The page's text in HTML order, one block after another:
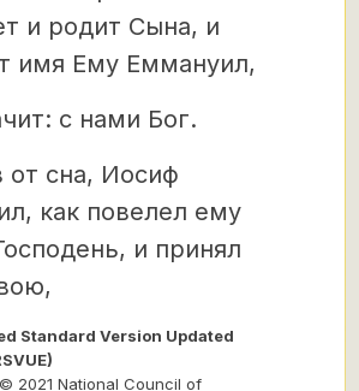
и родит Сына, и
имя Ему Еммануил,
с нами Бог.
от сна, Иосиф
как повелел ему
и принял
Standard Version Updated
2021 National Council of